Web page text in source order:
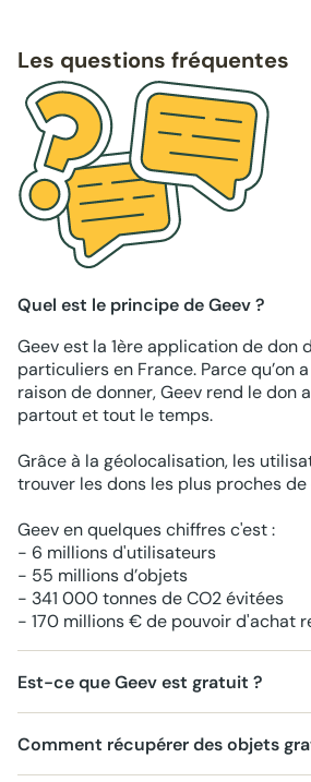
Les questions fréquentes
Quel est le principe de Geev ?
Geev est la 1ère application de don
particuliers en France. Parce qu’on
raison de donner, Geev rend le don
partout et tout le temps.
Grâce à la géolocalisation, les
trouver les dons les plus proches de
Geev en quelques chiffres c'est :
- 6 millions d'utilisateurs
- 55 millions d’objets
- 341 000 tonnes de CO2 évitées
- 170 millions € de pouvoir d'achat
Est-ce que Geev est gratuit ?
Comment récupérer des objets